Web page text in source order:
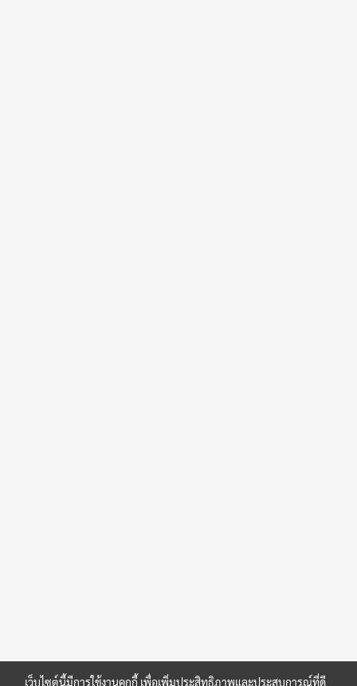
เว็บไซต์นี้มีการใช้งานคุกกี้ เพื่อเพิ่มประสิทธิภาพและประสบการณ์ที่ดี